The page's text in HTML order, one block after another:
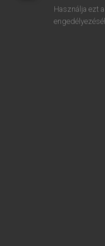
állatvédelmi kísérő
Használja ezt